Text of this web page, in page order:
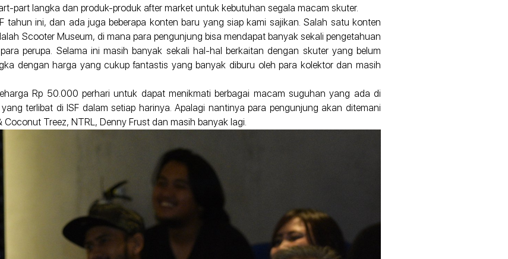
part langka dan produk-produk after market untuk kebutuhan segala macam skuter.
tahun ini, dan ada juga beberapa konten baru yang siap kami sajikan. Salah satu konten
Scooter Museum, di mana para pengunjung bisa mendapat banyak sekali pengetahuan
perupa. Selama ini masih banyak sekali hal-hal berkaitan dengan skuter yang belum
dengan harga yang cukup fantastis yang banyak diburu oleh para kolektor dan masih
Rp 50.000 perhari untuk dapat menikmati berbagai macam suguhan yang ada di
terlibat di ISF dalam setiap harinya. Apalagi nantinya para pengunjung akan ditemani
Treez, NTRL, Denny Frust dan masih banyak lagi.